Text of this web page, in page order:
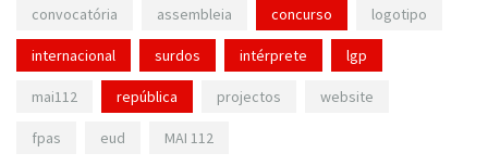
convocatória assembleia concurso logotipo
internacional surdos intérprete lgp
mai112 república projectos website
fpas eud MAI 112